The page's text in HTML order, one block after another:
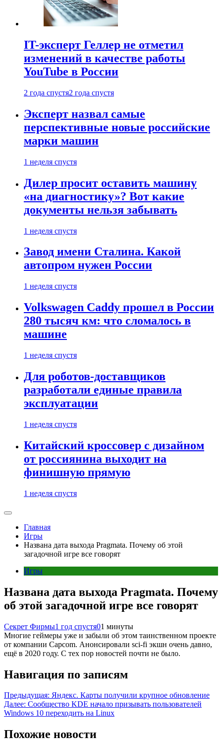
IT-эксперт Геллер не отметил
изменений в качестве работы
YouTube в России
2 года спустя2 года спустя
Эксперт назвал самые
перспективные новые российские
марки машин
1 неделя спустя
Дилер просит оставить машину
«на диагностику»? Вот какие
документы нельзя забывать
1 неделя спустя
Завод имени Сталина. Какой
автопром нужен России
1 неделя спустя
Volkswagen Caddy прошел в России
280 тысяч км: что сломалось в
машине
1 неделя спустя
Для роботов-доставщиков
разработали единые правила
эксплуатации
1 неделя спустя
Китайский кроссовер с дизайном
от россиянина выходит на
финишную прямую
1 неделя спустя
Главная
Игры
Названа дата выхода Pragmata. Почему об этой
загадочной игре все говорят
Игры
Названа дата выхода Pragmata. Почему
об этой загадочной игре все говорят
Секрет Фирмы1 год спустя01 минуты
Многие геймеры уже и забыли об этом таинственном проекте
от компании Capcom. Анонсировали sci-fi экшн очень давно,
ещё в 2020 году. С тех пор новостей почти не было.
Навигация по записям
Предыдущая: Яндекс. Карты получили крупное обновление
Далее: Сообщество KDE начало призывать пользователей
Windows 10 переходить на Linux
Похожие новости